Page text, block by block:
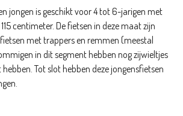
jongen is geschikt voor 4 tot 6-jarigen met
centimeter. De fietsen in deze maat zijn
met trappers en remmen (meestal
in dit segment hebben nog zijwieltjes
Tot slot hebben deze jongensfietsen